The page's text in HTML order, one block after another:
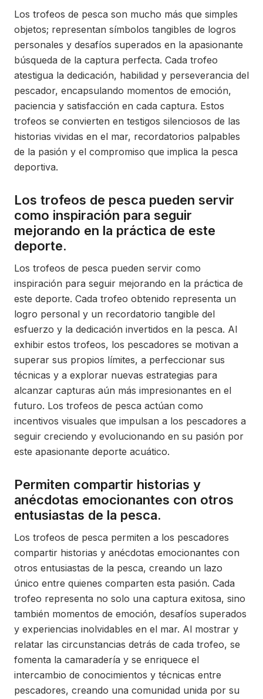
Los trofeos de pesca son mucho más que simples
objetos; representan símbolos tangibles de logros
personales y desafíos superados en la apasionante
búsqueda de la captura perfecta. Cada trofeo
atestigua la dedicación, habilidad y perseverancia del
pescador, encapsulando momentos de emoción,
paciencia y satisfacción en cada captura. Estos
trofeos se convierten en testigos silenciosos de las
historias vividas en el mar, recordatorios palpables
de la pasión y el compromiso que implica la pesca
deportiva.
Los trofeos de pesca pueden servir
como inspiración para seguir
mejorando en la práctica de este
deporte.
Los trofeos de pesca pueden servir como
inspiración para seguir mejorando en la práctica de
este deporte. Cada trofeo obtenido representa un
logro personal y un recordatorio tangible del
esfuerzo y la dedicación invertidos en la pesca. Al
exhibir estos trofeos, los pescadores se motivan a
superar sus propios límites, a perfeccionar sus
técnicas y a explorar nuevas estrategias para
alcanzar capturas aún más impresionantes en el
futuro. Los trofeos de pesca actúan como
incentivos visuales que impulsan a los pescadores a
seguir creciendo y evolucionando en su pasión por
este apasionante deporte acuático.
Permiten compartir historias y
anécdotas emocionantes con otros
entusiastas de la pesca.
Los trofeos de pesca permiten a los pescadores
compartir historias y anécdotas emocionantes con
otros entusiastas de la pesca, creando un lazo
único entre quienes comparten esta pasión. Cada
trofeo representa no solo una captura exitosa, sino
también momentos de emoción, desafíos superados
y experiencias inolvidables en el mar. Al mostrar y
relatar las circunstancias detrás de cada trofeo, se
fomenta la camaradería y se enriquece el
intercambio de conocimientos y técnicas entre
pescadores, creando una comunidad unida por su